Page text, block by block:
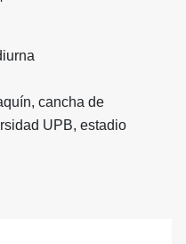
cancha de
UPB, estadio